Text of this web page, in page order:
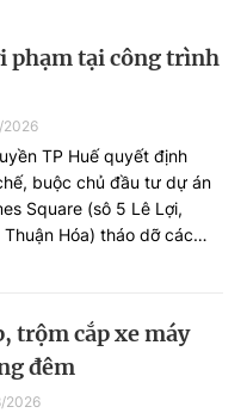
phạm tại công trình
TP Huế quyết định
buộc chủ đầu tư dự án
Square (sô 5 Lê Lợi,
Hóa) tháo dỡ các
trộm cắp xe máy
đêm
2026